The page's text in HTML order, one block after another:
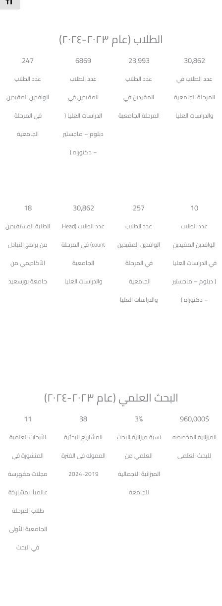
الطلاب (عام ٢٠٢٣-٢٠٢٤)
30,862
عدد الطلاب في
المرحلة الجامعية
والدراسات العليا
23,993
عدد الطلاب
المقيدين في
المرحلة الجامعية
6869
عدد الطلاب
المقيدين في
الدراسات العليا (
دبلوم – ماجستير
– دكتوراه )
247
عدد الطلاب
الوافدين المقيدين
في المرحلة
الجامعية
10
عدد الطلاب
الوافدين المقيدين
في الدراسات العليا
( دبلوم – ماجستير
– دكتوراه )
257
عدد الطلاب
الوافدين المقيدين
في المرحلة
الجامعية ​
والدراسات العليا
30,862
عدد الطلاب (Head
count) في المرحلة
الجامعية
والدراسات العليا
18
الطلبة المستفيدين
من برامج التبادل
الأكاديمي من
جامعة بورسعيد
البحث العلمي (عام ٢٠٢٣-٢٠٢٤)
960,000$
الميزانية المخصصه
للبحث العلمى
3%
نسبة ميزانية البحث
العلمي من
الميزانية الاجمالية
للجامعة
38
المشاريع البحثية
المموله فى الفترة
2019-2024
11
الأبحاث العلمية
المنشورة في
مجلات مفهرسة
عالمياً، بمشاركة
طلاب المرحلة
الجامعية الأولى
في البحث